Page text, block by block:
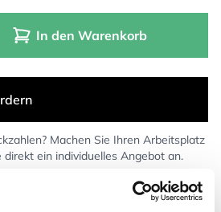
In den Warenkorb
Machen Sie Ihren Arbeitsplatz
ein individuelles Angebot an.
hinzufügen